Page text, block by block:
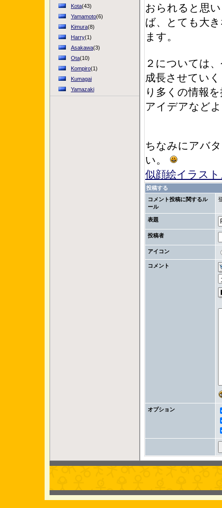
Kota(43)
Yamamoto(6)
Kimura(8)
Harry(1)
Asakawa(3)
Ota(10)
Kompiro(1)
Kumagai
Yamazaki
おられると思
ば、とても大
ます。
２については
成長させてい
り多くの情報
アイデアなど
ちなみにアバ
い。
似顔絵イラス
投稿する
コメント投稿に関するル
ール
表題
投稿者
アイコン
コメント
オプション